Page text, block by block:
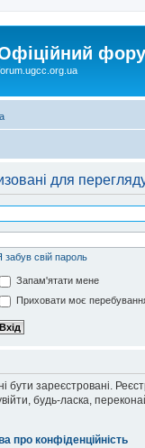
для
забув свій пароль
Запам'ятати мене
Приховати моє
зареєстровані.
будь-ласка,
про конфіденційність